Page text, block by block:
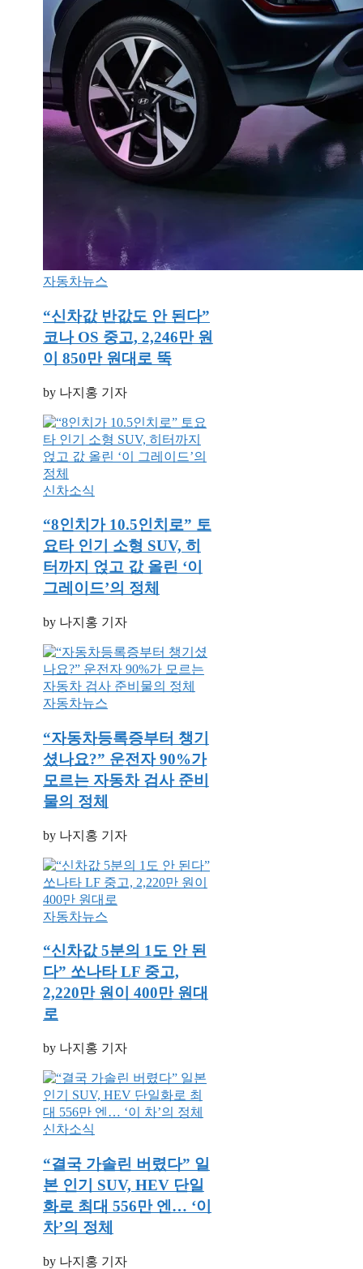
자동차뉴스
“신차값 반값도 안 된다”
코나 OS 중고, 2,246만 원
이 850만 원대로 뚝
by 나지홍 기자
신차소식
“8인치가 10.5인치로” 토
요타 인기 소형 SUV, 히
터까지 얹고 값 올린 ‘이
그레이드’의 정체
by 나지홍 기자
자동차뉴스
“자동차등록증부터 챙기
셨나요?” 운전자 90%가
모르는 자동차 검사 준비
물의 정체
by 나지홍 기자
자동차뉴스
“신차값 5분의 1도 안 된
다” 쏘나타 LF 중고,
2,220만 원이 400만 원대
로
by 나지홍 기자
신차소식
“결국 가솔린 버렸다” 일
본 인기 SUV, HEV 단일
화로 최대 556만 엔… ‘이
차’의 정체
by 나지홍 기자